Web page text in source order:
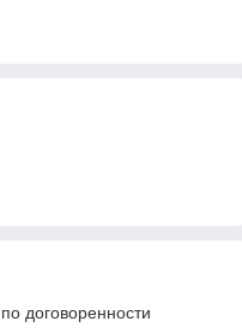
договоренности